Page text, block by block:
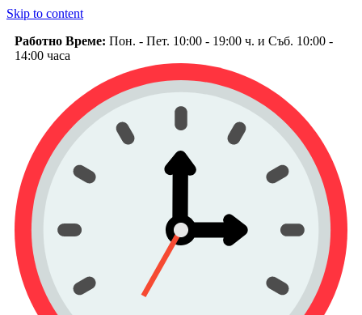
Skip to content
Работно Време: Пон. - Пет. 10:00 - 19:00 ч. и Съб. 10:00 -
14:00 часа